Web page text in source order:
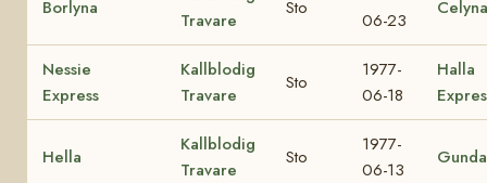
Borlyna
Travare
Sto
06-23
Celyna
Nessie
Express
Kallblodig
Travare
Sto
1977-
06-18
Halla
Hella
Kallblodig
Travare
Sto
1977-
06-13
Gunda